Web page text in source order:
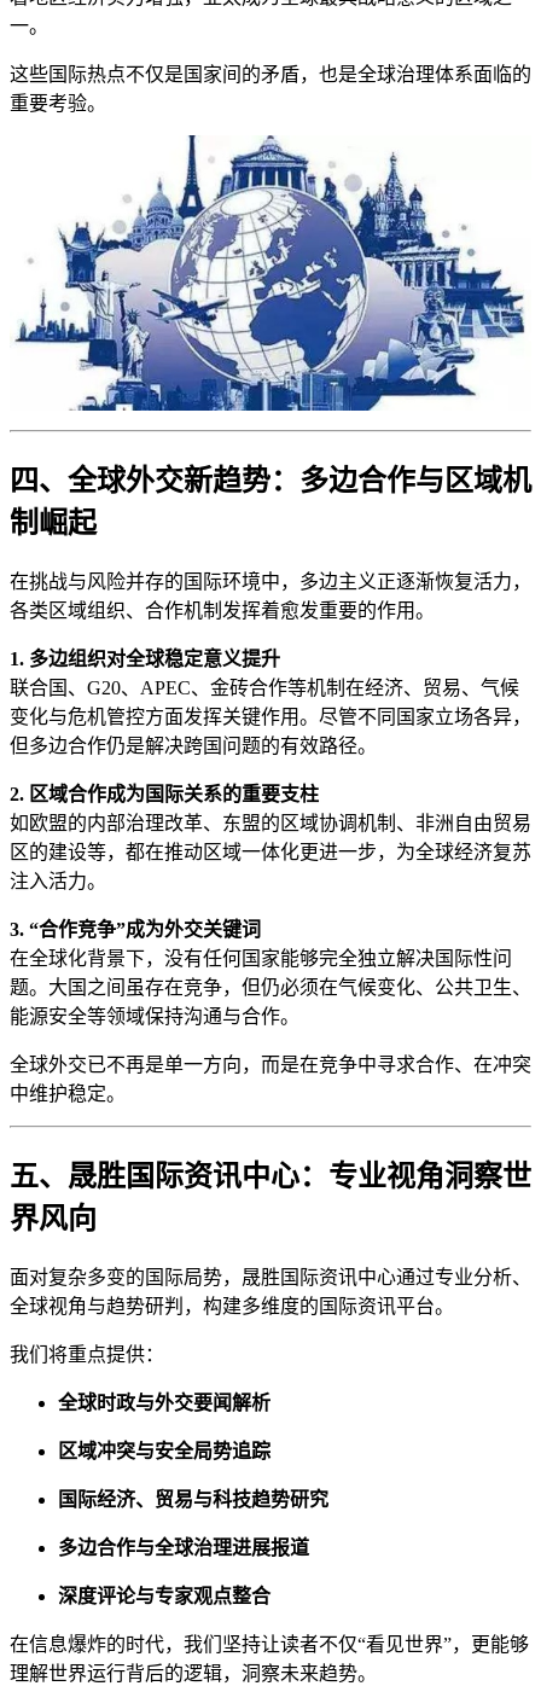
一。
这些国际热点不仅是国家间的矛盾，也是全球治理体系面临的
重要考验。
四、全球外交新趋势：多边合作与区域机
制崛起
在挑战与风险并存的国际环境中，多边主义正逐渐恢复活力，
各类区域组织、合作机制发挥着愈发重要的作用。
1. 多边组织对全球稳定意义提升
联合国、G20、APEC、金砖合作等机制在经济、贸易、气候
变化与危机管控方面发挥关键作用。尽管不同国家立场各异，
但多边合作仍是解决跨国问题的有效路径。
2. 区域合作成为国际关系的重要支柱
如欧盟的内部治理改革、东盟的区域协调机制、非洲自由贸易
区的建设等，都在推动区域一体化更进一步，为全球经济复苏
注入活力。
3. “合作竞争”成为外交关键词
在全球化背景下，没有任何国家能够完全独立解决国际性问
题。大国之间虽存在竞争，但仍必须在气候变化、公共卫生、
能源安全等领域保持沟通与合作。
全球外交已不再是单一方向，而是在竞争中寻求合作、在冲突
中维护稳定。
五、晟胜国际资讯中心：专业视角洞察世
界风向
面对复杂多变的国际局势，晟胜国际资讯中心通过专业分析、
全球视角与趋势研判，构建多维度的国际资讯平台。
我们将重点提供：
全球时政与外交要闻解析
区域冲突与安全局势追踪
国际经济、贸易与科技趋势研究
多边合作与全球治理进展报道
深度评论与专家观点整合
在信息爆炸的时代，我们坚持让读者不仅“看见世界”，更能够
理解世界运行背后的逻辑，洞察未来趋势。